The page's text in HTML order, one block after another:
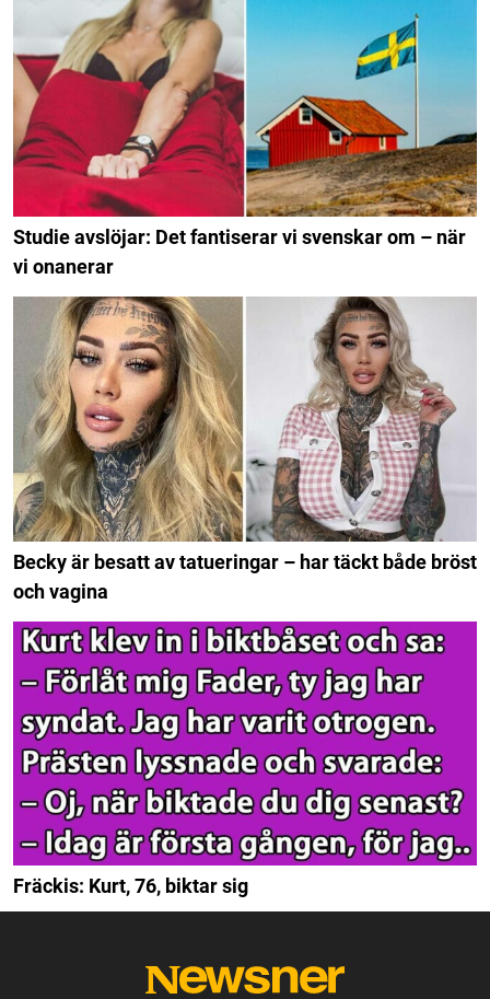
Studie avslöjar: Det fantiserar vi svenskar om – när
vi onanerar
Becky är besatt av tatueringar – har täckt både bröst
och vagina
Fräckis: Kurt, 76, biktar sig